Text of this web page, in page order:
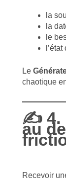
la
la
le
Le
chaotique
✍️ 4.
au
Recevoir